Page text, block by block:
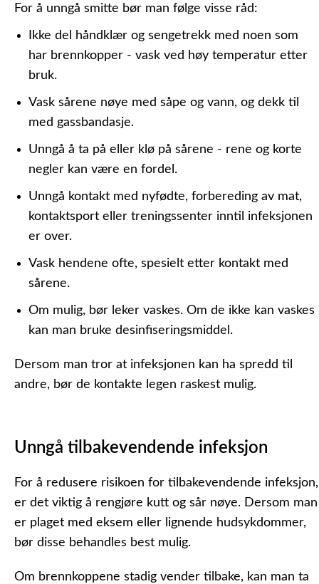
For å unngå smitte bør man følge visse råd:
Ikke del håndklær og sengetrekk med noen som
har brennkopper - vask ved høy temperatur etter
bruk.
Vask sårene nøye med såpe og vann, og dekk til
med gassbandasje.
Unngå å ta på eller klø på sårene - rene og korte
negler kan være en fordel.
Unngå kontakt med nyfødte, forbereding av mat,
kontaktsport eller treningssenter inntil infeksjonen
er over.
Vask hendene ofte, spesielt etter kontakt med
sårene.
Om mulig, bør leker vaskes. Om de ikke kan vaskes
kan man bruke desinfiseringsmiddel.
Dersom man tror at infeksjonen kan ha spredd til
andre, bør de kontakte legen raskest mulig.
Unngå tilbakevendende infeksjon
For å redusere risikoen for tilbakevendende infeksjon,
er det viktig å rengjøre kutt og sår nøye. Dersom man
er plaget med eksem eller lignende hudsykdommer,
bør disse behandles best mulig.
Om brennkoppene stadig vender tilbake, kan man ta